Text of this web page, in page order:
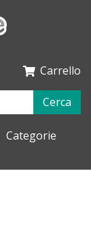
Carrello
Cerca
Categorie